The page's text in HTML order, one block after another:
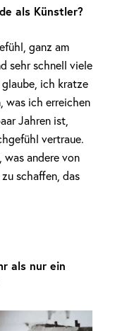
als Künstler?
ganz am
sehr schnell viele
ich kratze
was ich erreichen
Jahren ist,
vertraue.
was andere von
schaffen, das
als nur ein